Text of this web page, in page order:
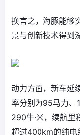
换言之，海豚能够
景与创新技术得到
动力方面，新车延
率分别为95马力、
290牛·米，续航里
超过400km的纯电